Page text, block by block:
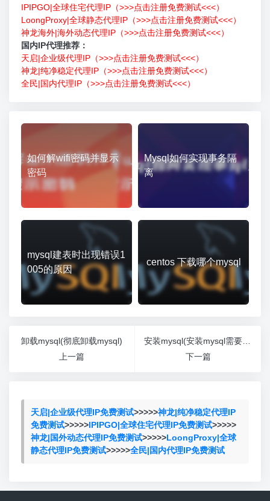
IPIPGO|全球住宅代理IP（>>>点击注册免费测试<<<）
LoongProxy|全球静态代理IP（>>>点击注册免费测试<<<）
神龙海外|海外动态代理IP（>>>点击注册免费测试<<<）
国内IP代理推荐：
天启|企业级代理IP（>>>点击注册免费测试<<<）
神龙|纯净稳定代理IP（>>>点击注册免费测试<<<）
全民|国内代理IP（>>>点击注册免费测试<<<）
如何解wifi密码并显示
密码
Mysql如何实现事务隔
离
mysql建表时出现错误1
005的原因
centos 下载哪个mysql
卸载mysql(彻底卸载mysql)
上一篇
下一篇
天启|企业级代理IP免费测试>>>>>神龙|纯净稳定代理IP
免费测试>>>>>IPIPGO|全球住宅代理IP免费测试>>>>>
神龙|国外动态代理IP免费测试>>>>>LoongProxy|全球
静态代理IP免费测试>>>>>全民|国内代理IP免费测试